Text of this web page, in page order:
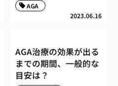
2023.06.16
AGA
AGA治療の効果が出る
までの期間、一般的な
目安は？